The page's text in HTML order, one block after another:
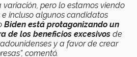
variación, pero lo estamos viendo
incluso algunos candidatos
Biden está protagonizando un
de los beneficios excesivos de
y a favor de crear
comentó.